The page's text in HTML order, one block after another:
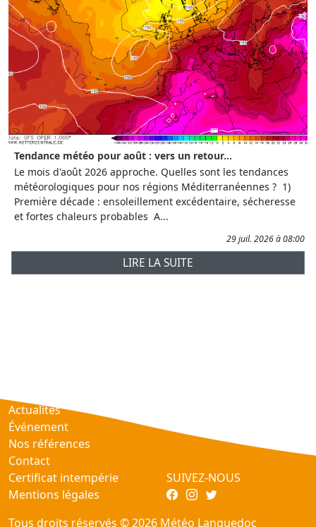
Tendance météo pour août : vers un retour...
Le mois d'août 2026 approche. Quelles sont les tendances
météorologiques pour nos régions Méditerranéennes ? 1)
Première décade : ensoleillement excédentaire, sécheresse
et fortes chaleurs probables A...
29 juil. 2026 à 08:00
LIRE LA SUITE
Actualités
Événement
Nos références
Contact
Certificat intempérie
Mentions légales
SUIVEZ-NOUS
Tous droits réservés © 2026 Météo Languedoc